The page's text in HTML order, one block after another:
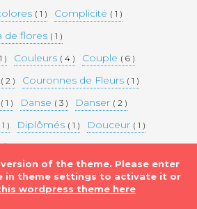
( 1 ) Complicité ( 1 )
de flores ( 1 )
) Couleurs ( 4 ) Couple ( 6 )
( 2 ) Couronnes de Fleurs ( 1 )
( 1 ) Danse ( 3 ) Danser ( 2 )
1 ) Diplômés ( 1 ) Douceur ( 1 )
Historique Enceinte
( 3 ) Evénements( 3 )
Falaise( 1 ) Famille( 2 )
of the theme. Please enter
in theme settings to activate it or
wordpress theme here